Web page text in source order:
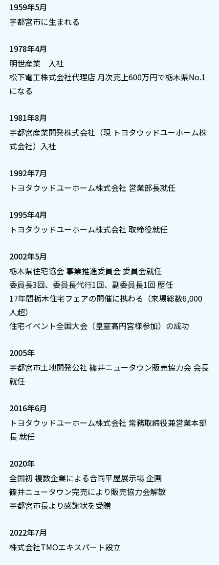
1959年5月
宇都宮市に生まれる
1978年4月
明世産業 入社
松下電工株式会社代理店 月次売上600万円で栃木県No.1
になる
1981年8月
宇都宮産業開発株式会社（現 トヨタウッドユーホーム株
式会社）入社
1992年7月
トヨタウッドユーホーム株式会社 営業部長就任
1995年4月
トヨタウッドユーホーム株式会社 取締役就任
2002年5月
栃木県住宅協会 事業推進委員会 委員会就任
委員長3回、委員長代行1回、副委員長1回 歴任
17年間栃木住宅フェアの開催に携わる（来場総数6,000
人超）
住宅イベント全国大会（皇室高円宮様参加）の成功
2005年
宇都宮市土地開発公社 篠井ニュータウン販売協力会 会長
就任
2016年6月
トヨタウッドユーホーム株式会社 常務取締役兼営業本部
長 就任
2020年
全国初 複数企業による合同平屋展示場 企画
篠井ニュータウン完売により販売協力会解散
宇都宮市長より感謝状を受贈
2022年7月
株式会社TMOエキスパート設立